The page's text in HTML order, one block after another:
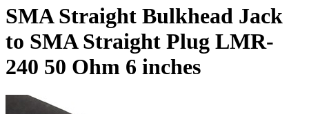
SMA Straight Bulkhead Jack
to SMA Straight Plug LMR-
240 50 Ohm 6 inches